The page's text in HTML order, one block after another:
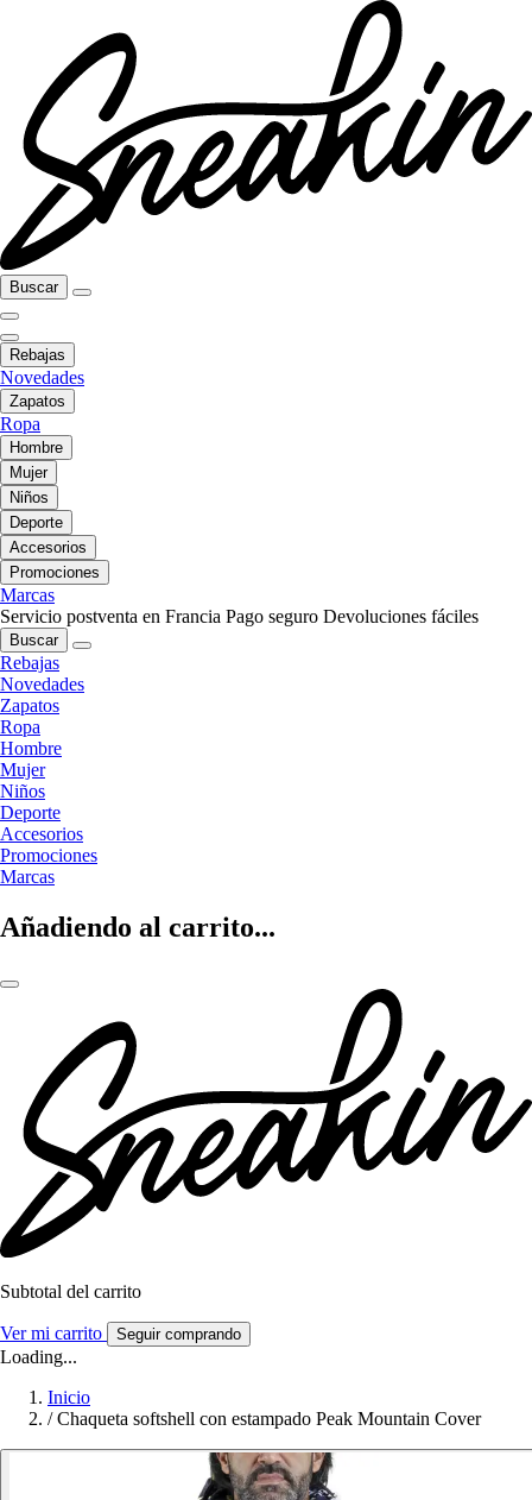
Buscar
Rebajas
Novedades
Zapatos
Ropa
Hombre
Mujer
Niños
Deporte
Accesorios
Promociones
Marcas
Servicio postventa en Francia Pago seguro Devoluciones fáciles
Buscar
Rebajas
Novedades
Zapatos
Ropa
Hombre
Mujer
Niños
Deporte
Accesorios
Promociones
Marcas
Añadiendo al carrito...
Subtotal del carrito
Ver mi carrito Seguir comprando
Loading...
Inicio
/ Chaqueta softshell con estampado Peak Mountain Cover